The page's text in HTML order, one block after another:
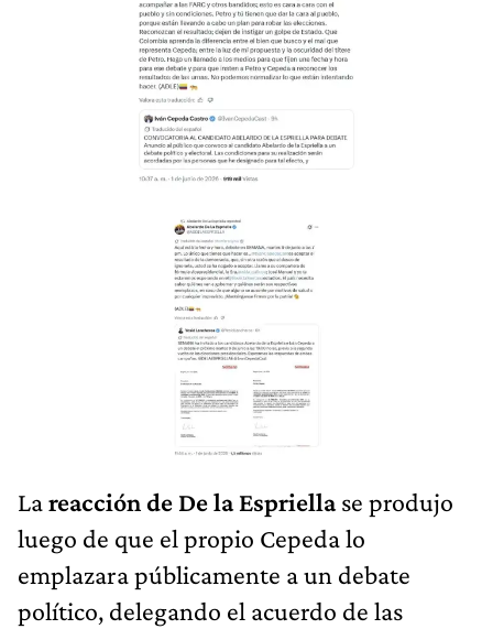
Lareacción de De la Espriellase produjo
luego de que el propio Cepeda lo
emplazara públicamente a un debate
político, delegando el acuerdo de las